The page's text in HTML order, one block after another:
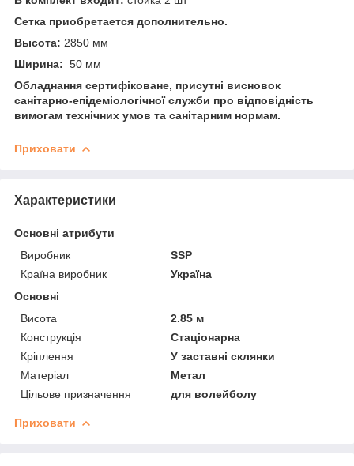
Сетка приобретается дополнительно.
Высота: 2850 мм
Ширина: 50 мм
Обладнання сертифіковане, присутні висновок
санітарно-епідеміологічної служби про відповідність
вимогам технічних умов та санітарним нормам.
Приховати
Характеристики
Основні атрибути
Виробник
SSP
Країна виробник
Україна
Основні
Висота
2.85 м
Конструкція
Стаціонарна
Кріплення
У заставні склянки
Матеріал
Метал
Цільове призначення
для волейболу
Приховати